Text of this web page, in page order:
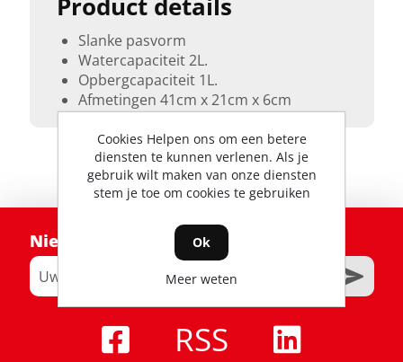
Slanke pasvorm
Watercapaciteit 2L.
Opbergcapaciteit 1L.
Afmetingen 41cm x 21cm x 6cm
Nieuwsbrief
RSS
Cookies Helpen ons om een betere
diensten te kunnen verlenen. Als je
gebruik wilt maken van onze diensten
stem je toe om cookies te gebruiken
Ok
Meer weten